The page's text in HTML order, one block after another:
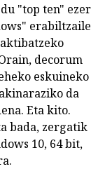
"top ten" ezer
erabiltzaile
decorum
eskuineko
da
Eta kito.
bada, zergatik
10, 64 bit,